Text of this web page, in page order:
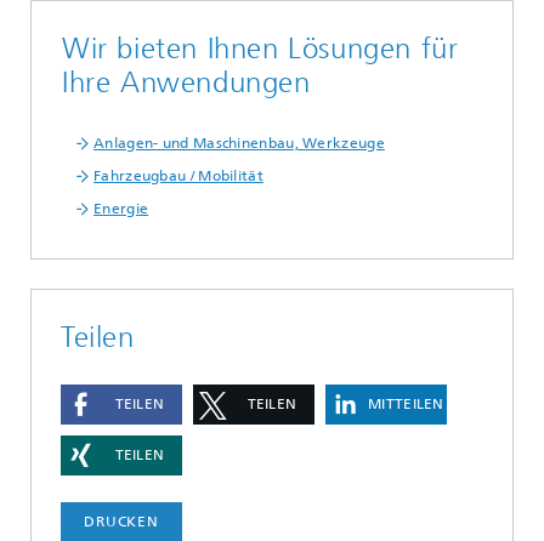
Wir bieten Ihnen Lösungen für
Ihre Anwendungen
Anlagen- und Maschinenbau, Werkzeuge
Fahrzeugbau / Mobilität
Energie
Teilen
TEILEN TEILEN MITTEILEN
TEILEN
DRUCKEN